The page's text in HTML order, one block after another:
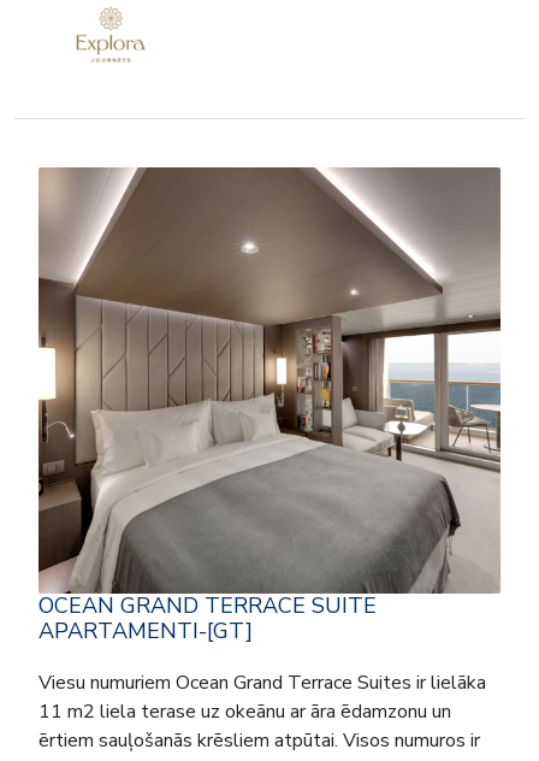
OCEAN GRAND TERRACE SUITE
APARTAMENTI-[GT]
Viesu numuriem Ocean Grand Terrace Suites ir lielāka
11 m2 liela terase uz okeānu ar āra ēdamzonu un
ērtiem sauļošanās krēsliem atpūtai. Visos numuros ir